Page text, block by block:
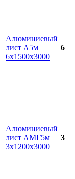
Алюминиевый
лист А5м
6х1500х3000
6
Алюминиевый
лист АМГ5м
3х1200х3000
3